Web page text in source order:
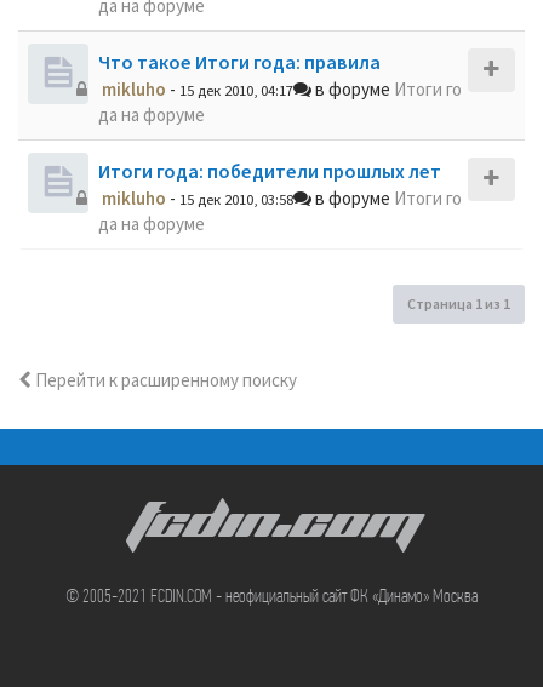
да на форуме
Что такое Итоги года: правила
mikluho - 15 дек 2010, 04:17 в форуме Итоги го
да на форуме
Итоги года: победители прошлых лет
mikluho - 15 дек 2010, 03:58 в форуме Итоги го
да на форуме
Страница 1из 1
Перейти к расширенному поиску
FCDIN.COM
© 2005-2021 FCDIN.COM - неофициальный сайт ФК «Динамо» Москва